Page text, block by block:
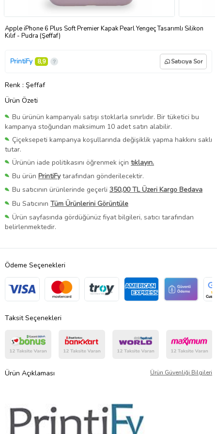
Apple iPhone 6 Plus Soft Premier Kapak Pearl Yengeç Tasarımlı Silikon
Kılıf - Pudra (Şeffaf)
PrintiFy 8,9 Satıcıya Sor
Renk : Şeffaf
Ürün Özeti
Bu ürünün kampanyalı satışı stoklarla sınırlıdır. Bir tüketici bu
kampanya stoğundan maksimum 10 adet satın alabilir.
Çiçeksepeti kampanya koşullarında değişiklik yapma hakkını saklı
tutar.
Ürünün iade politikasını öğrenmek için tıklayın.
Bu ürün PrintiFytarafından gönderilecektir.
Bu satıcının ürünlerinde geçerli 350,00 TL Üzeri Kargo Bedava
Bu Satıcının Tüm Ürünlerini Görüntüle
Ürün sayfasında gördüğünüz fiyat bilgileri, satıcı tarafından
belirlenmektedir.
Ödeme Seçenekleri
Taksit Seçenekleri
Ürün Açıklaması Ürün Güvenliği Bilgileri